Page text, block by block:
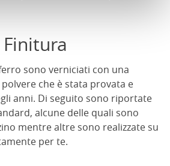
Finitura
sono verniciati con una
che è stata provata e
anni. Di seguito sono riportate
alcune delle quali sono
mentre altre sono realizzate su
per te.